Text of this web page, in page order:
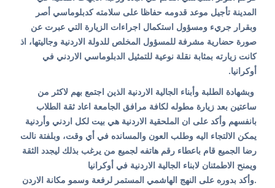
المدينة تأجيل موعد قدومه حفاظا على سلامته كدبلوماسي أصر
وبقرار جريء ومسؤول استكمال اجراءات الزيارة التي عبرت عن
صورة حضارية مشرفة للمسؤول المخلص للدولة الاردنية وجاليتها، اذ
كانت زيارته بمثابة نقلة نوعية للتمثيل الدبلوماسي الاردني في
أوكرانيا.
وبشهادة الطلبة وأبناء الجالية الاردنية الذين اجتمع بهم لاكثر من
ساعتين بعد زيارة مطوله لكافة مرافق الجامعة اعاد ثقة الطلاب
بانفسهم وأكد على ان الملحقية الاردنية هي بيت لكل اردني وأردنية
يمكن الالتجاء اليه وطلب العون والمسانده في أي وقت، وبلفتة نالت
رضا الجميع قام باعطاء رقم هاتفه لجميع من يرغب بذلك ليجدد الثقة
ويمنح الاطمئنان لابناء الجالية الاردنية في أوكرانيا
.وأكد بدوره على النهج الهاشمي المستمر لرفعة وسمو مكانة الاردن